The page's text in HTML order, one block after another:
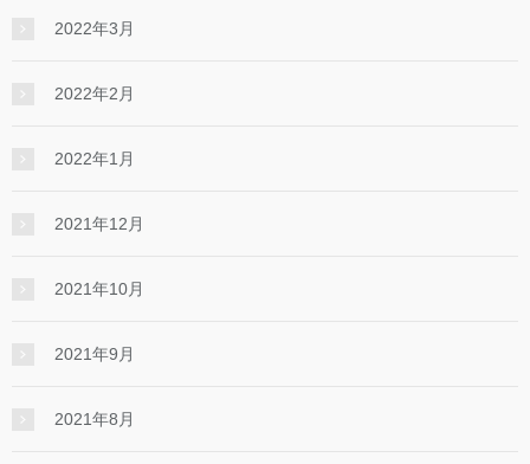
2022年3月
2022年2月
2022年1月
2021年12月
2021年10月
2021年9月
2021年8月